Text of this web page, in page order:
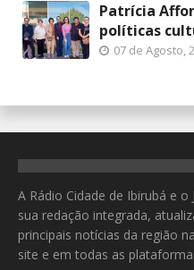
Patrícia
políticas
07 de Agosto,
A Rádio Cidade de Ibirubá e o
sua redação integrada,
principais notícias da região
site e em todas as